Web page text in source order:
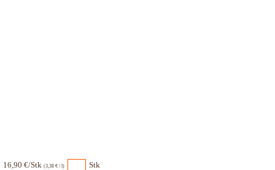
16,90 €/Stk (3,38 € / l) Stk